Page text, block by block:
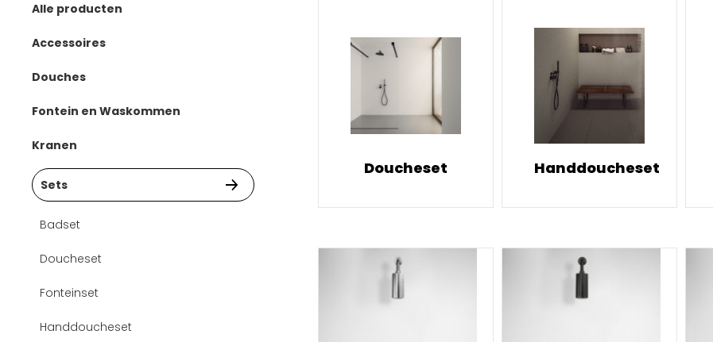
Alle producten
Accessoires
Bad
Douche
Wastafel
Douches
Handdouches
Regendouches sets
Fontein en Waskommen
Waskommen
Wastafel afsluiter
Kranen
Bad kranen
Douche kranen
Sets
Badset
Doucheset
Fonteinset
Handdoucheset
Doucheset Handdoucheset